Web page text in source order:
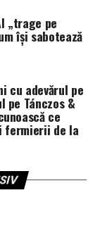
„trage pe
își sabotează
cu adevărul pe
pe Tánczos &
ce
fermierii de la